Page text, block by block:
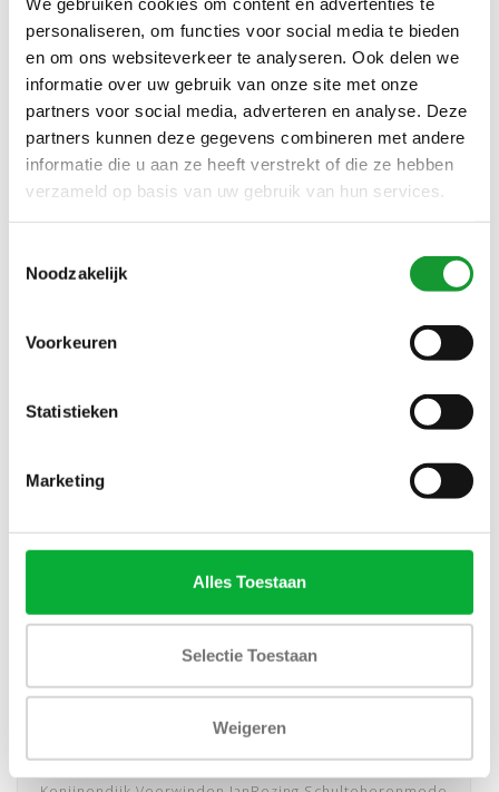
personaliseren, om functies voor social media te bieden
en om ons websiteverkeer te analyseren. Ook delen we
informatie over uw gebruik van onze site met onze
partners voor social media, adverteren en analyse. Deze
partners kunnen deze gegevens combineren met andere
informatie die u aan ze heeft verstrekt of die ze hebben
verzameld op basis van uw gebruik van hun services.
Noodzakelijk
Voorkeuren
Statistieken
Marketing
Alles Toestaan
Selectie Toestaan
Weigeren
Den Bosch Vught Veghel Roermond Venlo Maastricht
Eindhoven Nistelrode Breda Tilburg Oosterhout
Udenhout Bavel Dongen
(2032)
Den Helder Gorredijk Franeker Sneek Lemmer Drachten
Leeuwarden Haren Dronrijp (2009)
Enter Amersfoort Nijmegen Arnhem Doesburg Tiel
Sliedrecht Oud-Beijerland (2009)
Fred Perry Gant Lacoste Cavallaro NZA Thomas Maine
Friesland Heerenveen Groningen Zeeland Flevoland
Goes Middelburg Vlissingen Domburg Zierikzee Renesse
Groningen Enschede Wilp Borne Rijssen Hardenberg
(2009)
Heemskerk Beverwijk Zaandam Zaanstad Castricum
Hellevoetsluis Krimpen a/d IJssel Capelle a/d IJssel
Schiedam(2009)
Wassenaar Aerenhout Haarlem(3081)
JoeMerino Flashman nieuwnieuw overhemdenonline
LodewijkMode SchutzFashion(2009)
Kerst Sinterklaas Verjaardag Vaderdag Cadeau Outlet